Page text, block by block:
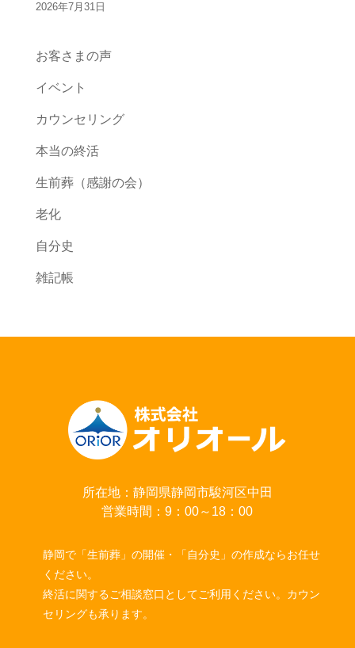
2026年7月31日
お客さまの声
イベント
カウンセリング
本当の終活
生前葬（感謝の会）
老化
自分史
雑記帳
所在地：静岡県静岡市駿河区中田
営業時間：9：00～18：00
静岡で「生前葬」の開催・「自分史」の作成ならお任せ
ください。
終活に関するご相談窓口としてご利用ください。カウン
セリングも承ります。